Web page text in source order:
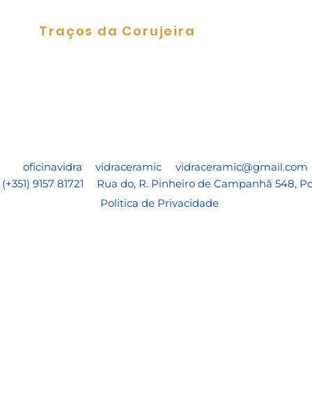
Traços da Corujeira
oficinavidra vidraceramic
vidraceramic@gmail.com
​(+351) 9157 81721
Rua do, R. Pinheiro de Campanhã 548,
Politica de Privacidade